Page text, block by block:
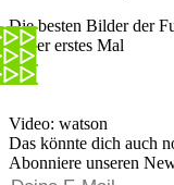
Die besten Bilder der
Unser erstes Mal
Video: watson
Das könnte dich auch
Abonniere unseren